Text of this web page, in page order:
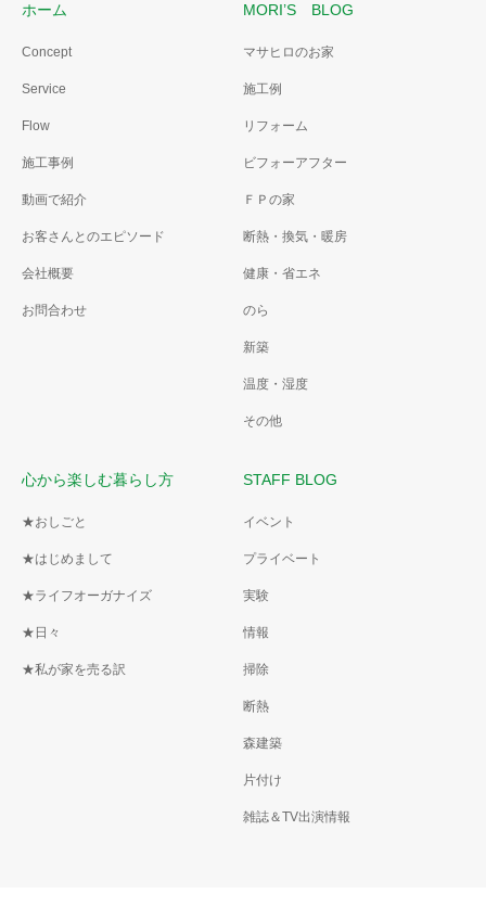
ホーム
Concept
Service
Flow
施工事例
動画で紹介
お客さんとのエピソード
会社概要
お問合わせ
MORI’S BLOG
マサヒロのお家
施工例
リフォーム
ビフォーアフター
ＦＰの家
断熱・換気・暖房
健康・省エネ
のら
新築
温度・湿度
その他
心から楽しむ暮らし方
★おしごと
★はじめまして
★ライフオーガナイズ
★日々
★私が家を売る訳
STAFF BLOG
イベント
プライベート
実験
情報
掃除
断熱
森建築
片付け
雑誌＆TV出演情報